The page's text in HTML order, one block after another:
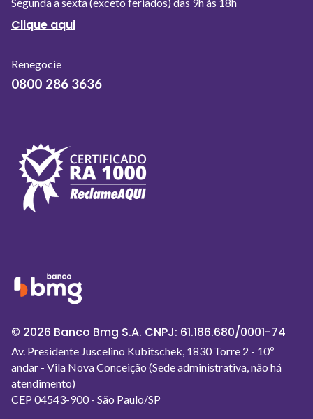
Segunda a sexta (exceto feriados) das 9h às 18h
Clique aquiPágina
Libras
Renegocie
0800 286 3636
© 2026 Banco Bmg S.A. CNPJ: 61.186.680/0001-74
Av. Presidente Juscelino Kubitschek, 1830 Torre 2 - 10º
andar - Vila Nova Conceição (Sede administrativa, não há
atendimento)
CEP 04543-900 - São Paulo/SP